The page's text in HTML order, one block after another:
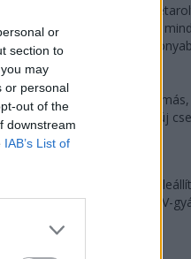
or
section to
may
or personal
out of the
downstream
IAB’s List of
Az Audi
— készül
4000
itt a Nio új
A kínaiak
minden EV-